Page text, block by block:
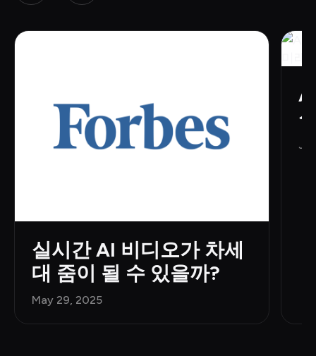
실시간 AI 비디오가 차세
대 줌이 될 수 있을까?
May 29, 2025